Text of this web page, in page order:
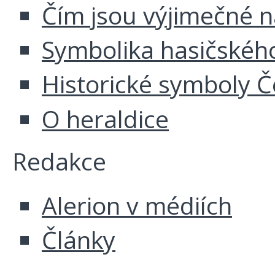
Čím jsou výjimečné
Symbolika
Historické symboly
O heraldice
Redakce
Alerion v médiích
Články